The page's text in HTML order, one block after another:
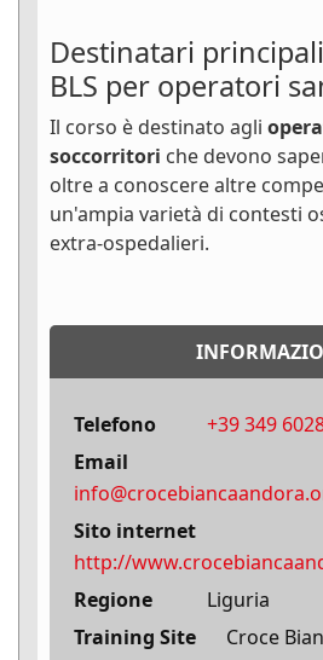
Destinatari
BLS per operatori
Il corso è destinato agli
soccorritori che devono
oltre a conoscere altre
un'ampia varietà di contesti
extra-ospedalieri.
Telefono
‭+39 349
Email
Sito internet
http://
Regione
Liguria
Training Site
Croce